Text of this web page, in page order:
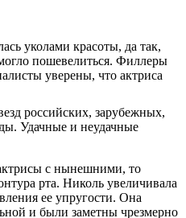
уколами красоты, да так,
пошевелиться. Филлеры
уверены, что актриса
с нынешними, то
рта. Николь увеличивала
ее упругости. Она
и были заметны чрезмерно